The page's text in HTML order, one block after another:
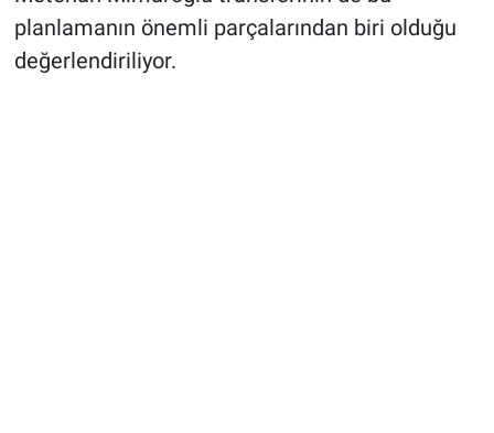
planlamanın önemli parçalarından biri olduğu
değerlendiriliyor.